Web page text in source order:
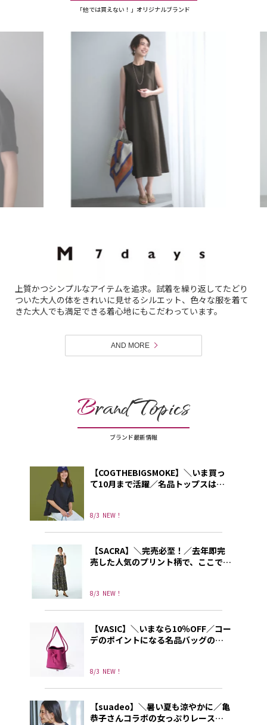
「他では買えない！」オリジナルブランド
上質かつシンプルなアイテムを追求。試着を繰り返してたどり
ついた大人の体をきれいに見せるシルエット、色々な服を着て
きた大人でも満足できる着心地にもこだわっています。
AND MORE
Brand Topics
ブランド最新情報
8/3 NEW！
【COGTHEBIGSMOKE】＼いま買っ
て10月まで活躍／名品トップスは
8/3 NEW！
【SACRA】＼完売必至！／去年即完
売した人気のプリント柄で、ここでし
8/3 NEW！
【VASIC】＼いまなら10％OFF／コー
デのポイントになる名品バッグの
【suadeo】＼暑い夏も涼やかに／亀
恭子さんコラボの女っぷりレースブ